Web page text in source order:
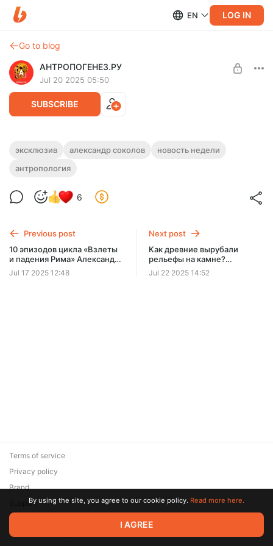
EN LOG IN
Go to blog
АНТРОПОГЕНЕЗ.РУ
Jul 20 2025 05:50
SUBSCRIBE
Гибрид неандертальца и сапиенса из
Схула | Новость недели с Александром
Череп ребенка возрастом 140 тысяч лет принадлежал
эксклюзив александр соколов
новость недели
антропология
6
Previous post
10 эпизодов цикла «Взлеты
и падения Рима» Александра
Бутягина: теперь
и на RuTube [Эксклюзив]
Jul 17 2025 12:48
Next post
Как древние вырубали
рельефы на камне?
Стегозавр из Ангкор-Ват
своими руками [Ранний
Jul 22 2025 14:52
© 2026 Zaya Solutions Limited. All rights reserved. All trademarks
are the property of their respective owners.
Terms of service
Privacy policy
Brand
SupportBy using the site, you agree to our cookie policy. Read more here.
I AGREE